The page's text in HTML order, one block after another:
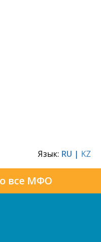
все МФО
Язык: RU | KZ